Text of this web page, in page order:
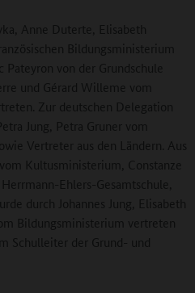
Anne Duterte, Elisabeth
Bildungsministerium
Pateyron von der Grundschule
und Gérard Willeme vom
Zur deutschen Delegation
Jung, Petra Gruner vom
Vertreter aus den Ländern. Aus
Kultusministerium, Constanze
Ehlers-Gesamtschule,
durch Johannes Jung, Elisabeth
Bildungsministerium vertreten
Schulleiter der Grund- und